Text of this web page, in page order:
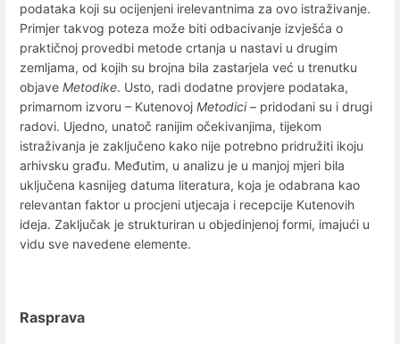
podataka koji su ocijenjeni irelevantnima za ovo istraživanje.
Primjer takvog poteza može biti odbacivanje izvješća o
praktičnoj provedbi metode crtanja u nastavi u drugim
zemljama, od kojih su brojna bila zastarjela već u trenutku
objave Metodike. Usto, radi dodatne provjere podataka,
primarnom izvoru – Kutenovoj Metodici– pridodani su i drugi
radovi. Ujedno, unatoč ranijim očekivanjima, tijekom
istraživanja je zaključeno kako nije potrebno pridružiti ikoju
arhivsku građu. Međutim, u analizu je u manjoj mjeri bila
uključena kasnijeg datuma literatura, koja je odabrana kao
relevantan faktor u procjeni utjecaja i recepcije Kutenovih
ideja. Zaključak je strukturiran u objedinjenoj formi, imajući u
vidu sve navedene elemente.
Rasprava